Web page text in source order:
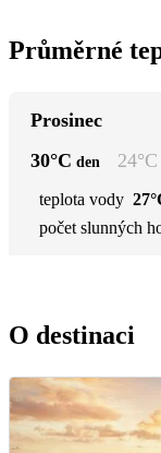
Průměrné
Prosinec
30°C den 24°C
teplota vody
počet slunných
O destinaci